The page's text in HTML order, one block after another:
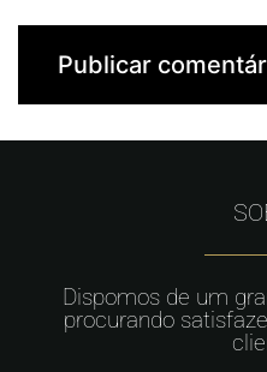
Dispomos de um
procurando